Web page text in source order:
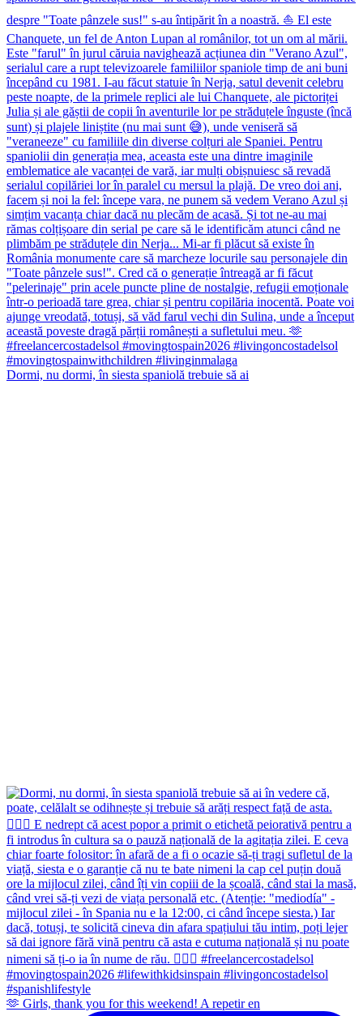
Dormi, nu dormi, în siesta spaniolă trebuie să ai
🫶 Girls, thank you for this weekend! A repetir en